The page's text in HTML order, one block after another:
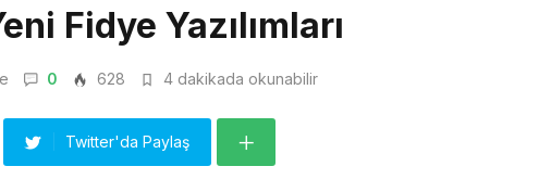
Fidye Yazılımları
0 628 4 dakikada okunabilir
Twitter'da Paylaş